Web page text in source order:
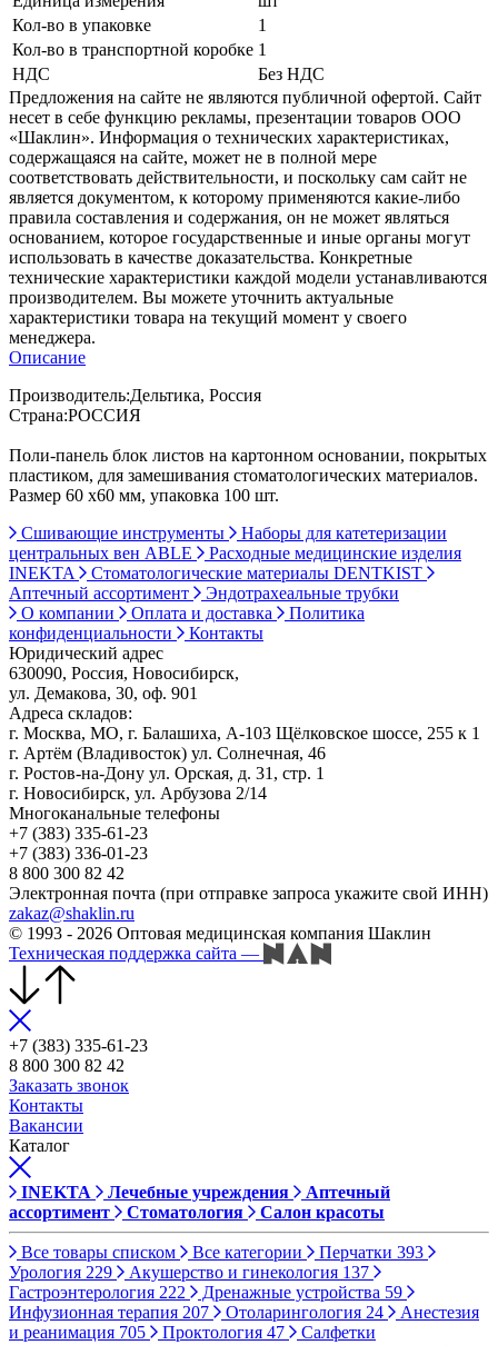
Кол-во в упаковке
1
Кол-во в транспортной коробке 1
НДС
Без НДС
Предложения на сайте не являются публичной офертой. Сайт
несет в себе функцию рекламы, презентации товаров ООО
«Шаклин». Информация о технических характеристиках,
содержащаяся на сайте, может не в полной мере
соответствовать действительности, и поскольку сам сайт не
является документом, к которому применяются какие-либо
правила составления и содержания, он не может являться
основанием, которое государственные и иные органы могут
использовать в качестве доказательства. Конкретные
технические характеристики каждой модели устанавливаются
производителем. Вы можете уточнить актуальные
характеристики товара на текущий момент у своего
менеджера.
Описание
Производитель:Дельтика, Россия
Страна:РОССИЯ
Поли-панель блок листов на картонном основании, покрытых
пластиком, для замешивания стоматологических материалов.
Размер 60 х60 мм, упаковка 100 шт.
Сшивающие инструменты
Наборы для катетеризации
центральных вен ABLE
Расходные медицинские изделия
INEKTA
Стоматологические материалы DENTKIST
Аптечный ассортимент
Эндотрахеальные трубки
О компании
Оплата и доставка
Политика
конфиденциальности
Контакты
Юридический адрес
630090, Россия, Новосибирск,
ул. Демакова, 30, оф. 901
Адреса складов:
г. Москва, МО, г. Балашиха, А-103 Щёлковское шоссе, 255 к 1
г. Артём (Владивосток) ул. Солнечная, 46
г. Ростов-на-Дону ул. Орская, д. 31, стр. 1
г. Новосибирск, ул. Арбузова 2/14
Многоканальные телефоны
+7 (383) 335-61-23
+7 (383) 336-01-23
8 800 300 82 42
Электронная почта (при отправке запроса укажите свой ИНН)
zakaz@shaklin.ru
© 1993 - 2026 Оптовая медицинская компания Шаклин
Техническая поддержка сайта —
+7 (383) 335-61-23
8 800 300 82 42
Заказать звонок
Контакты
Вакансии
Каталог
INEKTA Лечебные учреждения
Аптечный
ассортимент
Стоматология Салон красоты
Все товары списком Все категории Перчатки 393
Урология 229 Акушерство и гинекология 137
Гастроэнтерология 222 Дренажные устройства 59
Инфузионная терапия 207 Отоларингология 24
Анестезия
и реанимация 705 Проктология 47
Салфетки